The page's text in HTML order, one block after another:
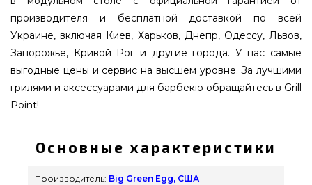
производителя и бесплатной доставкой по всей
Украине, включая Киев, Харьков, Днепр, Одессу, Львов,
Запорожье, Кривой Рог и другие города. У нас самые
выгодные цены и сервис на высшем уровне. За лучшими
грилями и аксессуарами для барбекю обращайтесь в Grill
Point!
Основные характеристики
Производитель: Big Green Egg, США